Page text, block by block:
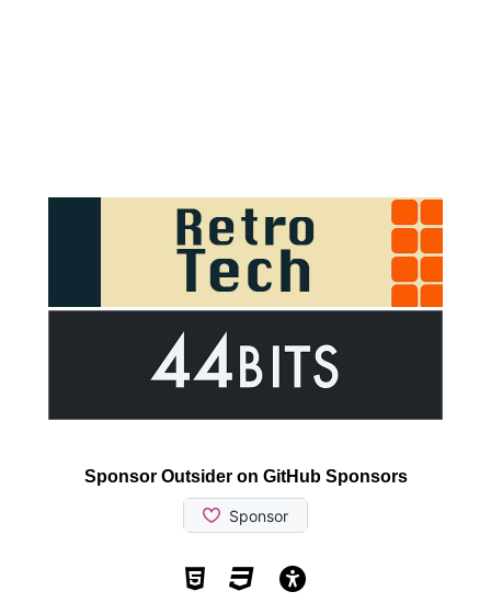
Sponsor Outsider on GitHub Sponsors
Valid HTML5
Valid CSS
WCAG 2.1 AA